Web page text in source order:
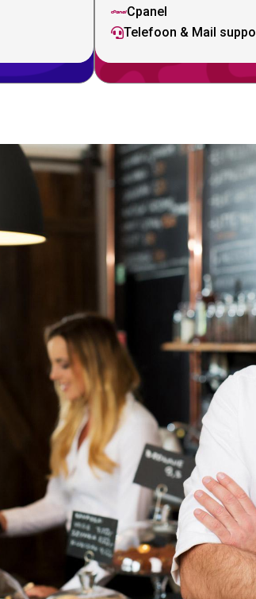
Cpanel
Telefoon & Mail